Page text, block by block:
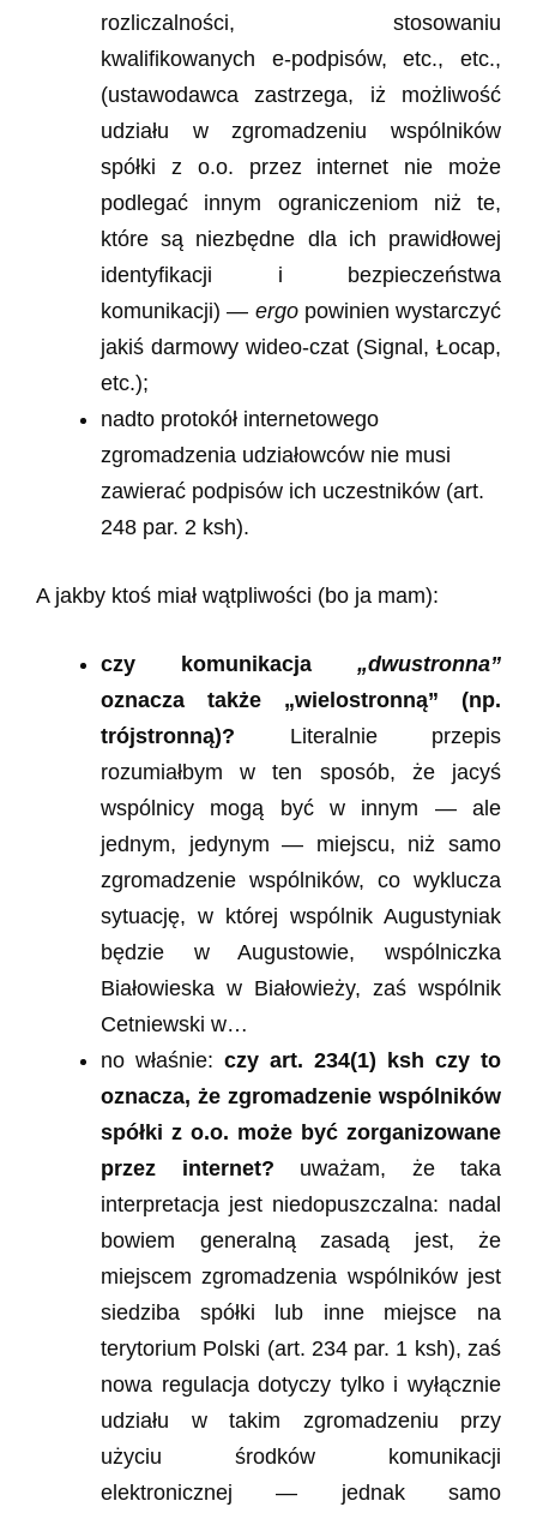
rozliczalności, stosowaniu
kwalifikowanych e-podpisów, etc., etc.,
(ustawodawca zastrzega, iż możliwość
udziału w zgromadzeniu wspólników
spółki z o.o. przez internet nie może
podlegać innym ograniczeniom niż te,
które są niezbędne dla ich prawidłowej
identyfikacji i bezpieczeństwa
komunikacji) — ergopowinien wystarczyć
jakiś darmowy wideo-czat (Signal, Łocap,
etc.);
nadto protokół internetowego
zgromadzenia udziałowców nie musi
zawierać podpisów ich uczestników (art.
248 par. 2 ksh).
A jakby ktoś miał wątpliwości (bo ja mam):
czy komunikacja „dwustronna”
oznacza także „wielostronną” (np.
trójstronną)? Literalnie przepis
rozumiałbym w ten sposób, że jacyś
wspólnicy mogą być w innym — ale
jednym, jedynym — miejscu, niż samo
zgromadzenie wspólników, co wyklucza
sytuację, w której wspólnik Augustyniak
będzie w Augustowie, wspólniczka
Białowieska w Białowieży, zaś wspólnik
Cetniewski w…
no właśnie: czy art. 234(1) ksh czy to
oznacza, że zgromadzenie wspólników
spółki z o.o. może być zorganizowane
przez internet? uważam, że taka
interpretacja jest niedopuszczalna: nadal
bowiem generalną zasadą jest, że
miejscem zgromadzenia wspólników jest
siedziba spółki lub inne miejsce na
terytorium Polski (art. 234 par. 1 ksh), zaś
nowa regulacja dotyczy tylko i wyłącznie
udziału w takim zgromadzeniu przy
użyciu środków komunikacji
elektronicznej — jednak samo